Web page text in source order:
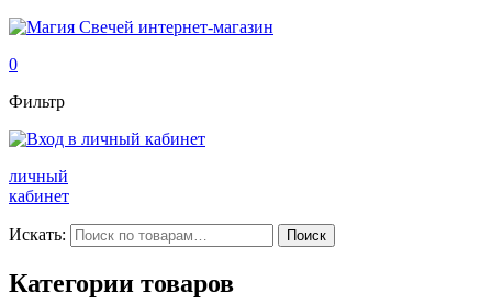
0
Фильтр
личный
кабинет
Искать: Поиск
Категории товаров